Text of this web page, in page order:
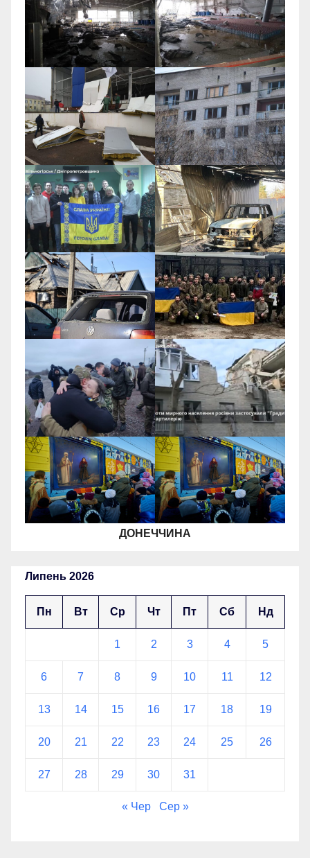
ДОНЕЧЧИНА
Липень 2026
Пн Вт Ср Чт Пт Сб Нд
1 2 3 4 5
6 7 8 9 10 11 12
13 14 15 16 17 18 19
20 21 22 23 24 25 26
27 28 29 30 31
« Чер Сер »